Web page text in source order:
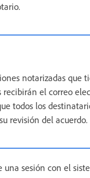
notarizadas que
recibirán el correo
todos los
revisión del acuerdo.
una sesión con el